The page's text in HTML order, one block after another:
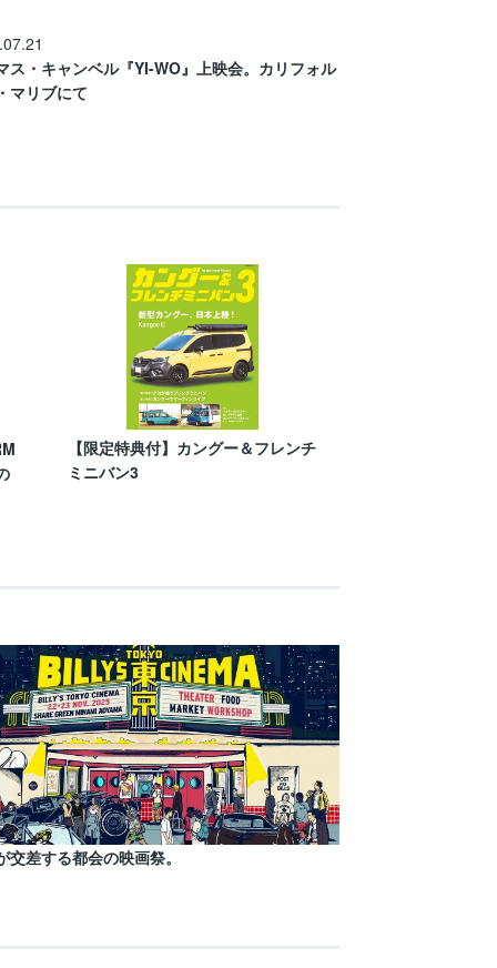
ス・キャンベル『YI-WO』上映会。カリフォル
マリブにて
【限定特典付】カングー＆フレンチ
ミニバン3
交差する都会の映画祭。